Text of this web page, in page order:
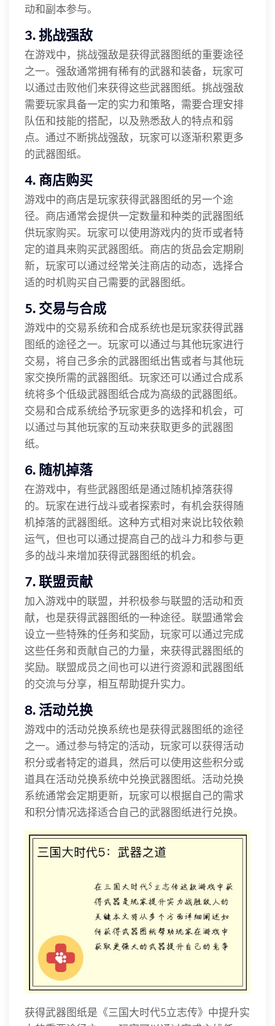
动和副本参与。
3. 挑战强敌
在游戏中，挑战强敌是获得武器图纸的重要途径
之一。强敌通常拥有稀有的武器和装备，玩家可
以通过击败他们来获得这些武器图纸。挑战强敌
需要玩家具备一定的实力和策略，需要合理安排
队伍和技能的搭配，以及熟悉敌人的特点和弱
点。通过不断挑战强敌，玩家可以逐渐积累更多
的武器图纸。
4. 商店购买
游戏中的商店是玩家获得武器图纸的另一个途
径。商店通常会提供一定数量和种类的武器图纸
供玩家购买。玩家可以使用游戏内的货币或者特
定的道具来购买武器图纸。商店的货品会定期刷
新，玩家可以通过经常关注商店的动态，选择合
适的时机购买自己需要的武器图纸。
5. 交易与合成
游戏中的交易系统和合成系统也是玩家获得武器
图纸的途径之一。玩家可以通过与其他玩家进行
交易，将自己多余的武器图纸出售或者与其他玩
家交换所需的武器图纸。玩家还可以通过合成系
统将多个低级武器图纸合成为高级的武器图纸。
交易和合成系统给予玩家更多的选择和机会，可
以通过与其他玩家的互动来获取更多的武器图
纸。
6. 随机掉落
在游戏中，有些武器图纸是通过随机掉落获得
的。玩家在进行战斗或者探索时，有机会获得随
机掉落的武器图纸。这种方式相对来说比较依赖
运气，但也可以通过提高自己的战斗力和参与更
多的战斗来增加获得武器图纸的机会。
7. 联盟贡献
加入游戏中的联盟，并积极参与联盟的活动和贡
献，也是获得武器图纸的一种途径。联盟通常会
设立一些特殊的任务和奖励，玩家可以通过完成
这些任务和贡献自己的力量，来获得武器图纸的
奖励。联盟成员之间也可以进行资源和武器图纸
的交流与分享，相互帮助提升实力。
8. 活动兑换
游戏中的活动兑换系统也是获得武器图纸的途径
之一。通过参与特定的活动，玩家可以获得活动
积分或者特定的道具，然后可以使用这些积分或
道具在活动兑换系统中兑换武器图纸。活动兑换
系统通常会定期更新，玩家可以根据自己的需求
和积分情况选择适合自己的武器图纸进行兑换。
获得武器图纸是《三国大时代5立志传》中提升实